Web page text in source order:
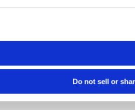
Do not sell or